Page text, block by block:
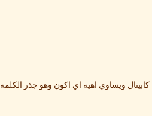
ويساوي اهيه اي اكون وهو جذر الكلمه